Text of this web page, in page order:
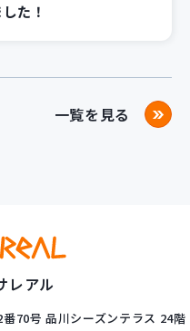
た！
一覧を見る
レアル
70号 品川シーズンテラス 24階